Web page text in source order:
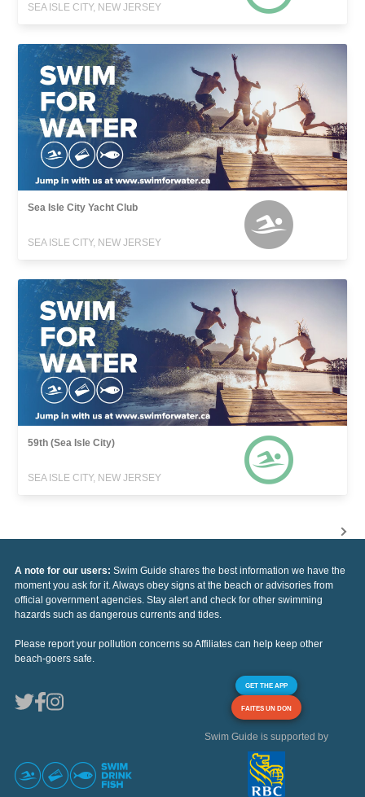
SEA ISLE CITY, NEW JERSEY
Sea Isle City Yacht Club
SEA ISLE CITY, NEW JERSEY
59th (Sea Isle City)
SEA ISLE CITY, NEW JERSEY
A note for our users: Swim Guide shares the best information we have the
moment you ask for it. Always obey signs at the beach or advisories from
official government agencies. Stay alert and check for other swimming
hazards such as dangerous currents and tides.
Please report your pollution concerns so Affiliates can help keep other
beach-goers safe.
GET THE APP
FAITES UN DON
Swim Guide is supported by